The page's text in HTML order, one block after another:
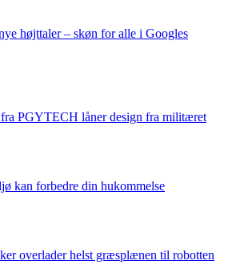
højttaler – skøn for alle i Googles
PGYTECH låner design fra militæret
kan forbedre din hukommelse
overlader helst græsplænen til robotten